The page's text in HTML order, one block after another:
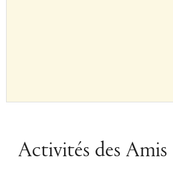
Activités des Amis